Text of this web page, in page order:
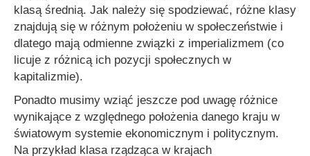
klasą średnią. Jak należy się spodziewać, różne klasy
znajdują się w różnym położeniu w społeczeństwie i
dlatego mają odmienne związki z imperializmem (co
licuje z różnicą ich pozycji społecznych w
kapitalizmie).
Ponadto musimy wziąć jeszcze pod uwagę różnice
wynikające z względnego położenia danego kraju w
światowym systemie ekonomicznym i politycznym.
Na przykład klasa rządząca w krajach